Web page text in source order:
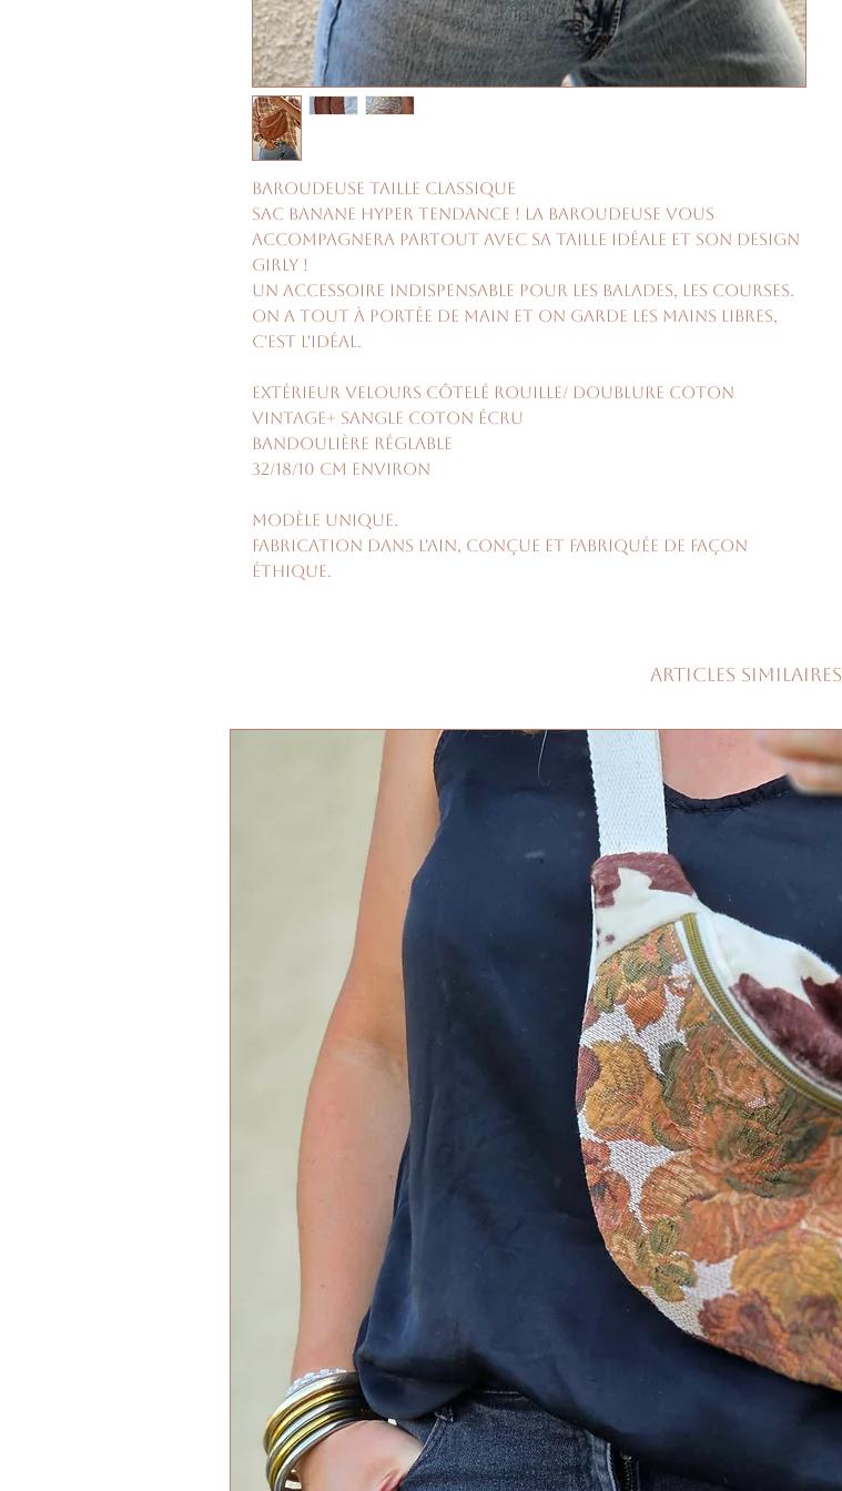
Baroudeuse taille classique
Sac banane hyper tendance ! La Baroudeuse vous
accompagnera partout avec sa taille idéale et son design
girly !
Un accessoire indispensable pour les balades, les courses.
On a tout à portée de main et on garde les mains libres,
c'est l'idéal.
Extérieur velours côtelé rouille/ doublure coton
vintage+ sangle coton écru
bandoulière réglable
32/18/10 cm environ
Modèle unique.
Fabrication dans l'Ain, conçue et fabriquée de façon
éthique.
Articles similaires